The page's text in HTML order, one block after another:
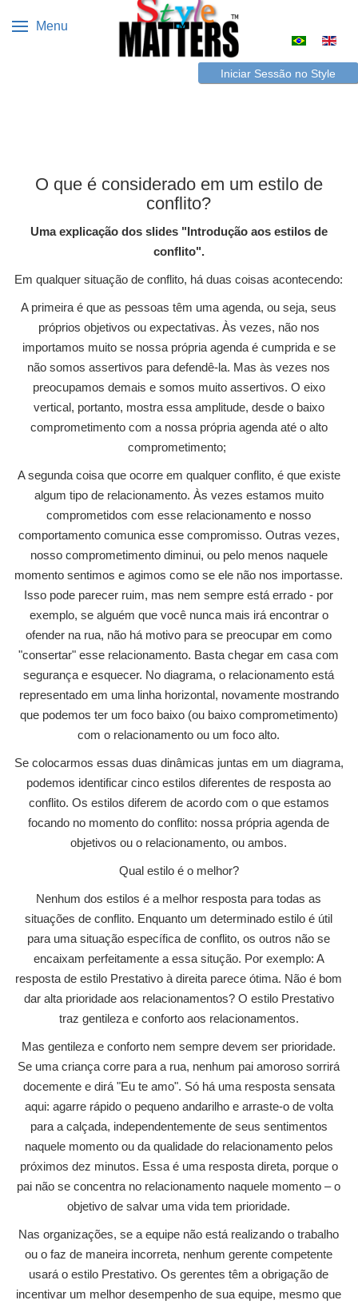
Menu
Escolha o
Iniciar Sessão no Style
O que é considerado em um estilo de
conflito?
Uma explicação dos slides "Introdução aos estilos de
conflito".
Em qualquer situação de conflito, há duas coisas acontecendo:
A primeira é que as pessoas têm uma agenda, ou seja, seus
próprios objetivos ou expectativas. Às vezes, não nos
importamos muito se nossa própria agenda é cumprida e se
não somos assertivos para defendê-la. Mas às vezes nos
preocupamos demais e somos muito assertivos. O eixo
vertical, portanto, mostra essa amplitude, desde o baixo
comprometimento com a nossa própria agenda até o alto
comprometimento;
A segunda coisa que ocorre em qualquer conflito, é que existe
algum tipo de relacionamento. Às vezes estamos muito
comprometidos com esse relacionamento e nosso
comportamento comunica esse compromisso. Outras vezes,
nosso comprometimento diminui, ou pelo menos naquele
momento sentimos e agimos como se ele não nos importasse.
Isso pode parecer ruim, mas nem sempre está errado - por
exemplo, se alguém que você nunca mais irá encontrar o
ofender na rua, não há motivo para se preocupar em como
"consertar" esse relacionamento. Basta chegar em casa com
segurança e esquecer. No diagrama, o relacionamento está
representado em uma linha horizontal, novamente mostrando
que podemos ter um foco baixo (ou baixo comprometimento)
com o relacionamento ou um foco alto.
Se colocarmos essas duas dinâmicas juntas em um diagrama,
podemos identificar cinco estilos diferentes de resposta ao
conflito. Os estilos diferem de acordo com o que estamos
focando no momento do conflito: nossa própria agenda de
objetivos ou o relacionamento, ou ambos.
Qual estilo é o melhor?
Nenhum dos estilos é a melhor resposta para todas as
situações de conflito. Enquanto um determinado estilo é útil
para uma situação específica de conflito, os outros não se
encaixam perfeitamente a essa situção. Por exemplo: A
resposta de estilo Prestativo à direita parece ótima. Não é bom
dar alta prioridade aos relacionamentos? O estilo Prestativo
traz gentileza e conforto aos relacionamentos.
Mas gentileza e conforto nem sempre devem ser prioridade.
Se uma criança corre para a rua, nenhum pai amoroso sorrirá
docemente e dirá "Eu te amo". Só há uma resposta sensata
aqui: agarre rápido o pequeno andarilho e arraste-o de volta
para a calçada, independentemente de seus sentimentos
naquele momento ou da qualidade do relacionamento pelos
próximos dez minutos. Essa é uma resposta direta, porque o
pai não se concentra no relacionamento naquele momento – o
objetivo de salvar uma vida tem prioridade.
Nas organizações, se a equipe não está realizando o trabalho
ou o faz de maneira incorreta, nenhum gerente competente
usará o estilo Prestativo. Os gerentes têm a obrigação de
incentivar um melhor desempenho de sua equipe, mesmo que